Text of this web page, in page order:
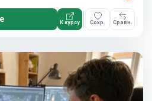
К курсу Сохр. Сравн.